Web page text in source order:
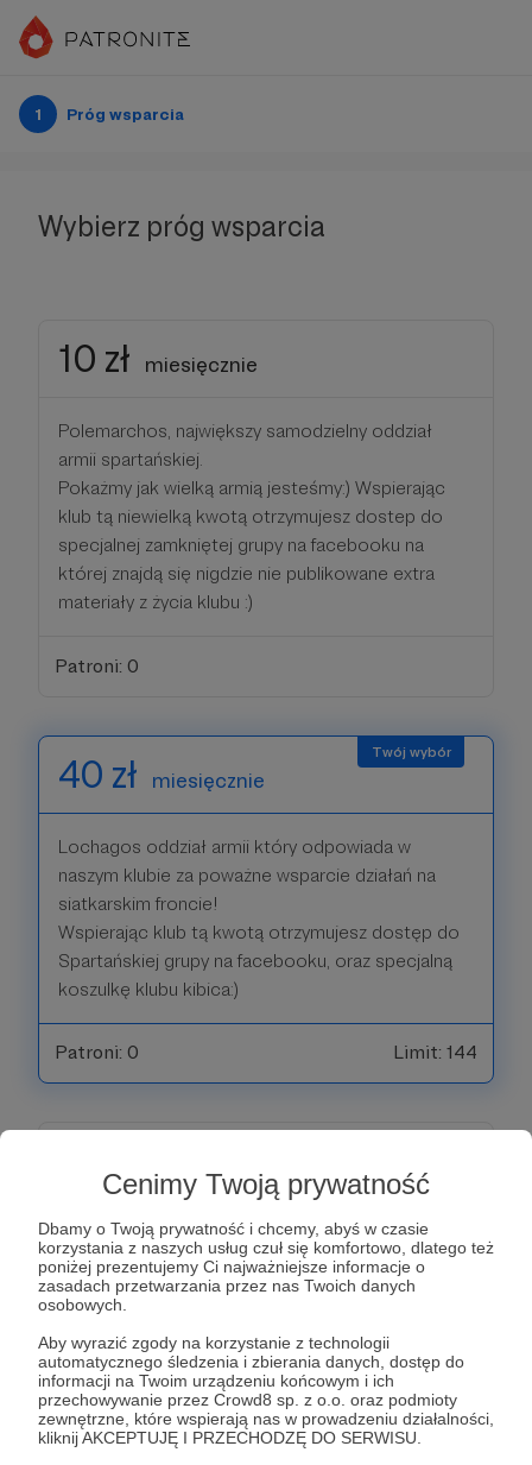
Cenimy Twoją prywatność
Dbamy o Twoją prywatność i chcemy, abyś w czasie
korzystania z naszych usług czuł się komfortowo, dlatego też
poniżej prezentujemy Ci najważniejsze informacje o
zasadach przetwarzania przez nas Twoich danych
osobowych.
Aby wyrazić zgody na korzystanie z technologii
automatycznego śledzenia i zbierania danych, dostęp do
informacji na Twoim urządzeniu końcowym i ich
przechowywanie przez Crowd8 sp. z o.o. oraz podmioty
zewnętrzne, które wspierają nas w prowadzeniu działalności,
kliknij AKCEPTUJĘ I PRZECHODZĘ DO SERWISU.
1 Próg wsparcia
Wybierz próg wsparcia
10 zł miesięcznie
Polemarchos, największy samodzielny oddział
armii spartańskiej.
Pokażmy jak wielką armią jesteśmy:) Wspierając
klub tą niewielką kwotą otrzymujesz dostep do
specjalnej zamkniętej grupy na facebooku na
której znajdą się nigdzie nie publikowane extra
materiały z życia klubu :)
Patroni: 0
40 zł miesięcznie
Lochagos oddział armii który odpowiada w
naszym klubie za poważne wsparcie działań na
siatkarskim froncie!
Wspierając klub tą kwotą otrzymujesz dostęp do
Spartańskiej grupy na facebooku, oraz specjalną
koszulkę klubu kibica:)
Patroni: 0 Limit: 144
Pentekonter- ten oddział silnie identyfikuje się ze
Spartą, co za tym idzie łupy wojenne też są
odpowiednio wyższe.
W tym progu otrzymujemy dostęp do specjalnej
grupy na facebooku, koszulkę klubu kibica oraz
klubowe skarpety, w których na codzień walczą na
parkietach nasze Spartanki!